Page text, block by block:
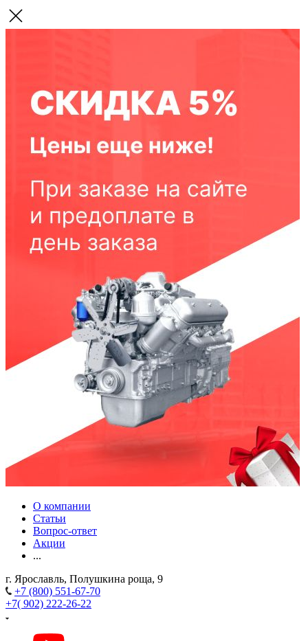
О компании
Статьи
Вопрос-ответ
Акции
...
г. Ярославль, Полушкина роща, 9
+7 (800) 551-67-70
+7( 902) 222-26-22